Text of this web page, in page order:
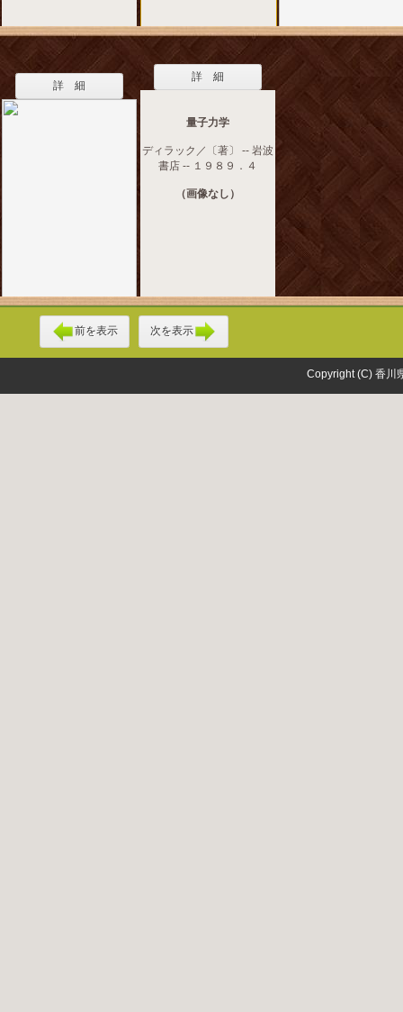
詳 細
詳 細
量子力学
ディラック／〔著〕 -- 岩波
書店 -- １９８９．４
（画像なし）
前を表示 次を表示
Copyright (C) 香川